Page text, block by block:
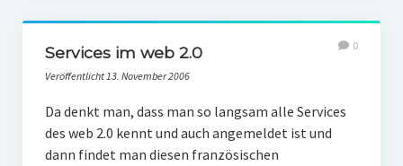
Social Media
PR-Theorie
PR-Ethik
PR-Literatur
Services im web 2.0
Veröffentlicht 13. November 2006
0
Da denkt man, dass man so langsam alle Services
des web 2.0 kennt und auch angemeldet ist und
dann findet man diesen französischen